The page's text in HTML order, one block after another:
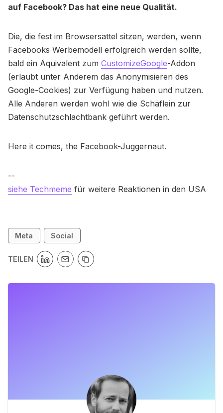
auf Facebook? Das hat eine neue Qualität.
Die, die fest im Browsersattel sitzen, werden, wenn
Facebooks Werbemodell erfolgreich werden sollte,
bald ein Äquivalent zum CustomizeGoogle-Addon
(erlaubt unter Anderem das Anonymisieren des
Google-Cookies) zur Verfügung haben und nutzen.
Alle Anderen werden wohl wie die Schäflein zur
Datenschutzschlachtbank geführt werden.
Here it comes, the Facebook-Juggernaut.
--
siehe Techmeme für weitere Reaktionen in den USA
Meta Social
TEILEN